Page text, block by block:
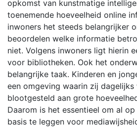
opkomst van kunstmatige
toenemende hoeveelheid online
inwoners het steeds belangrijker
beoordelen welke informatie
niet. Volgens inwoners ligt hierin
voor bibliotheken. Ook het
belangrijke taak. Kinderen en
een omgeving waarin zij dagelijks
blootgesteld aan grote
Daarom is het essentieel om al
basis te leggen voor